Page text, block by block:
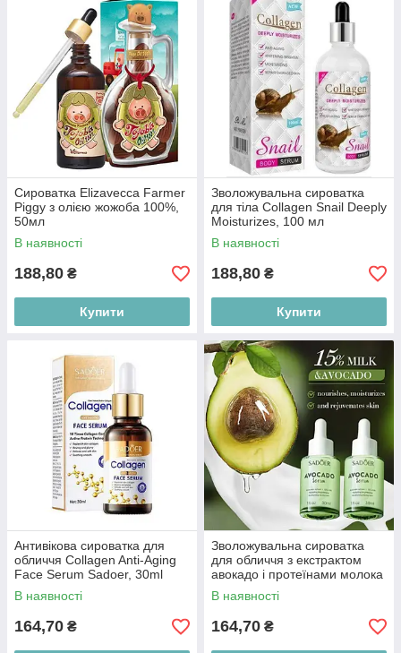
Сироватка Elizavecca Farmer
Piggy з олією жожоба 100%,
50мл
В наявності
188,80 ₴
Купити
Зволожувальна сироватка
для тіла Collagen Snail Deeply
Moisturizes, 100 мл
В наявності
188,80 ₴
Купити
Антивікова сироватка для
обличчя Collagen Anti-Aging
Face Serum Sadoer, 30ml
В наявності
164,70 ₴
Зволожувальна сироватка
для обличчя з екстрактом
авокадо і протеїнами молока
Sadoer, 30мл
В наявності
164,70 ₴